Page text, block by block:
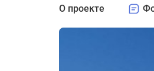
О проекте